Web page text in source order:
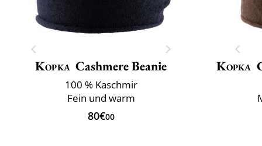
Kopka Cashmere Beanie
100 % Kaschmir
Fein und warm
80€00
Kopka